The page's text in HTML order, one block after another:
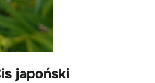
japoński